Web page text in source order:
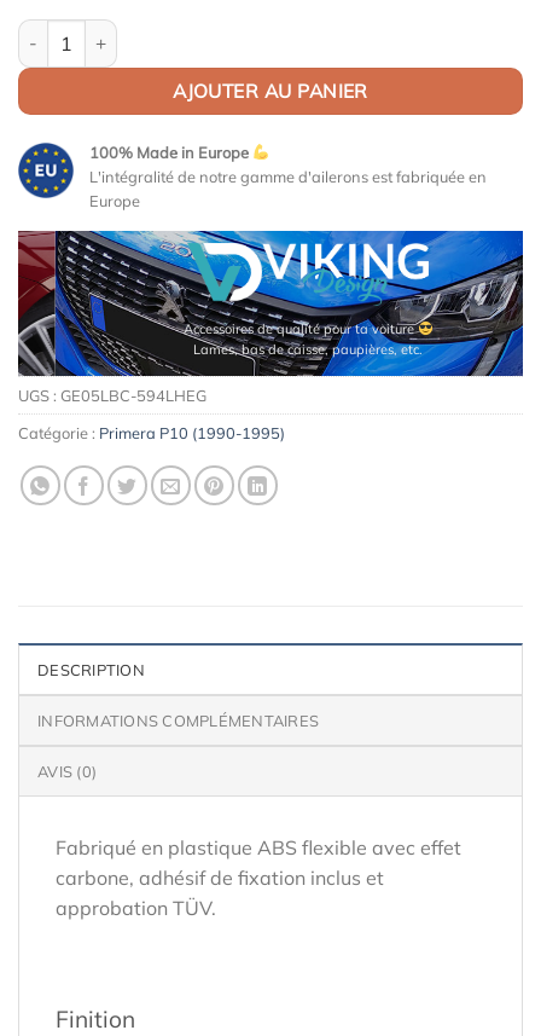
quantité de Becquet / Lèvre de coffre pour Nissan Primera P10
AJOUTER AU PANIER
100% Made in Europe
L'intégralité de notre gamme d'ailerons est fabriquée en
Europe
Accessoires de qualité pour ta voiture
Lames, bas de caisse, paupières, etc.
UGS : GE05LBC-594LHEG
Catégorie : Primera P10 (1990-1995)
DESCRIPTION
INFORMATIONS COMPLÉMENTAIRES
AVIS (0)
Fabriqué en plastique ABS flexible avec effet
carbone, adhésif de fixation inclus et
approbation TÜV.
Finition